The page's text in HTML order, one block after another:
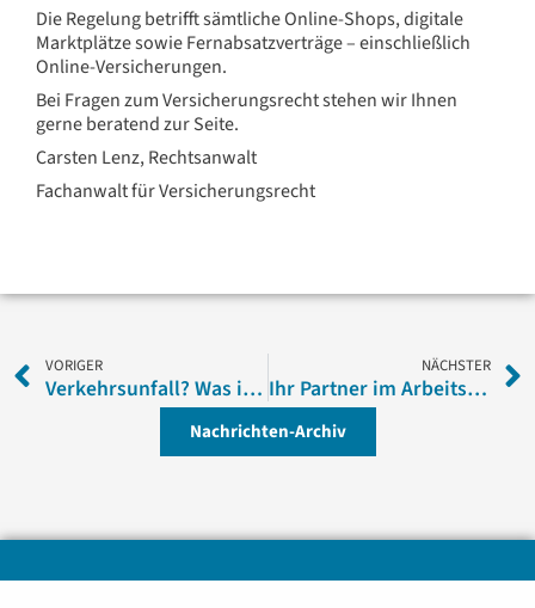
Die Regelung betrifft sämtliche Online-Shops, digitale
Marktplätze sowie Fernabsatzverträge – einschließlich
Online-Versicherungen.
Bei Fragen zum Versicherungsrecht stehen wir Ihnen
gerne beratend zur Seite.
Carsten Lenz, Rechtsanwalt
Fachanwalt für Versicherungsrecht
VORIGER
Verkehrsunfall? Was ist zu beachten?
NÄCHSTER
Ihr Partner im Arbeitsrecht
Nachrichten-Archiv